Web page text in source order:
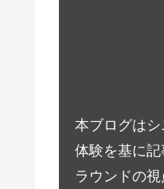
本ブログは
体験を基に
ラウンドの